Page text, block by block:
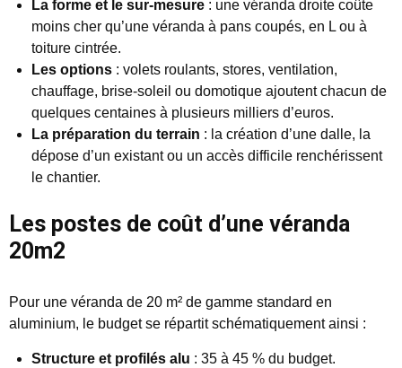
La forme et le sur-mesure : une véranda droite coûte
moins cher qu’une véranda à pans coupés, en L ou à
toiture cintrée.
Les options : volets roulants, stores, ventilation,
chauffage, brise-soleil ou domotique ajoutent chacun de
quelques centaines à plusieurs milliers d’euros.
La préparation du terrain : la création d’une dalle, la
dépose d’un existant ou un accès difficile renchérissent
le chantier.
Les postes de coût d’une véranda
20m2
Pour une véranda de 20 m² de gamme standard en
aluminium, le budget se répartit schématiquement ainsi :
Structure et profilés alu : 35 à 45 % du budget.